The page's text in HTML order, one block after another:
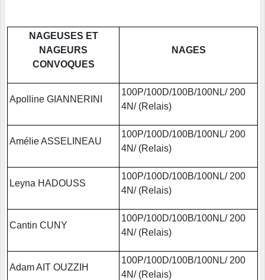
NAGEUSES ET
NAGEURS
CONVOQUES
NAGES
Apolline GIANNERINI
100P/100D/100B/100NL/ 200
4N/ (Relais)
Amélie ASSELINEAU
100P/100D/100B/100NL/ 200
4N/ (Relais)
Leyna HADOUSS
100P/100D/100B/100NL/ 200
4N/ (Relais)
Cantin CUNY
100P/100D/100B/100NL/ 200
4N/ (Relais)
Adam AIT OUZZIH
100P/100D/100B/100NL/ 200
4N/ (Relais)